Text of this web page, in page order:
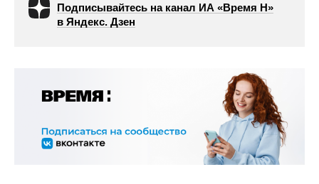
Подписывайтесь на канал ИА «Время Н»
в Яндекс. Дзен